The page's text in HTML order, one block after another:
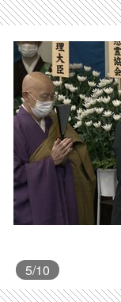
5/10